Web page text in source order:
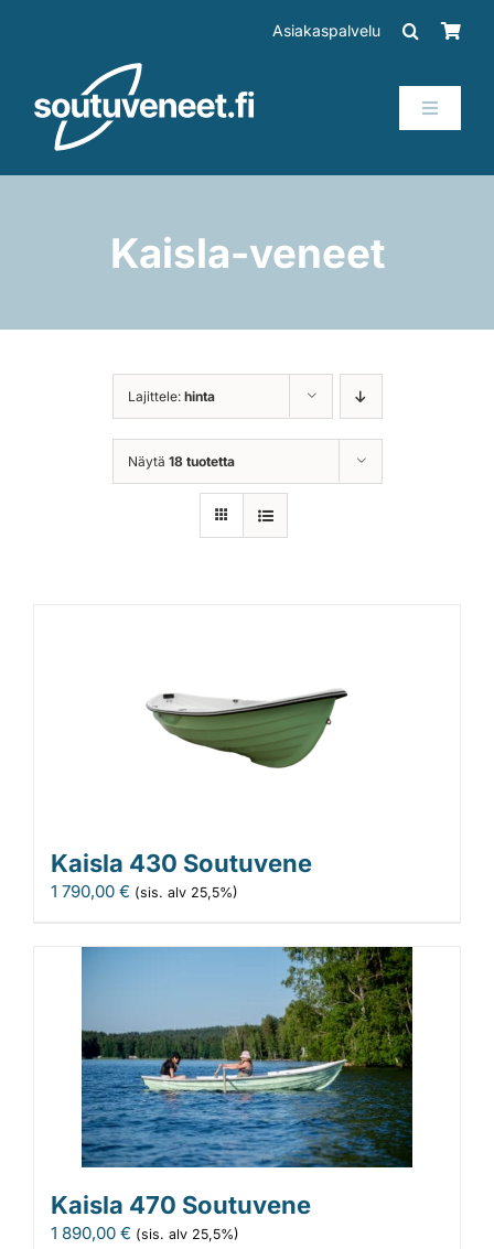
Asiakaspalvelu
Toggle
Perämoottorit
Asiakaskokemuksia
Kaisla-veneet
Lajittele: hinta
Näytä 18 tuotetta
Kaisla 430 Soutuvene
1 790,00 € (sis. alv 25,5%)
Kaisla 470 Soutuvene
1 890,00 € (sis. alv 25,5%)